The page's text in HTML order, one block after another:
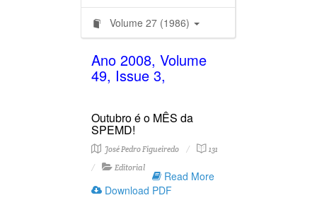
Volume 27 (1986)
Ano 2008, Volume
49, Issue 3,
Outubro é o MÊS da
SPEMD!
José Pedro Figueiredo
131
Editorial
Read More
Download PDF